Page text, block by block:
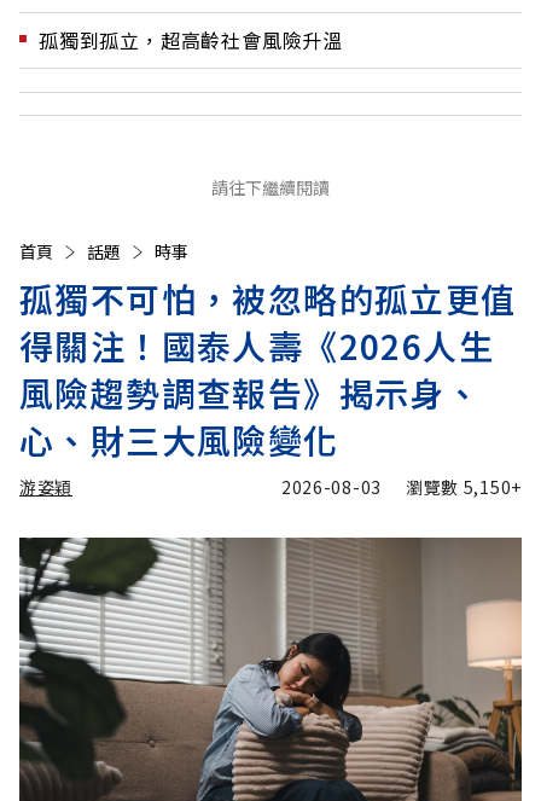
孤獨到孤立，超高齡社會風險升溫
請往下繼續閱讀
首頁 話題 時事
孤獨不可怕，被忽略的孤立更值
得關注！國泰人壽《2026人生
風險趨勢調查報告》揭示身、
心、財三大風險變化
游姿穎 2026-08-03 瀏覽數 5,150+